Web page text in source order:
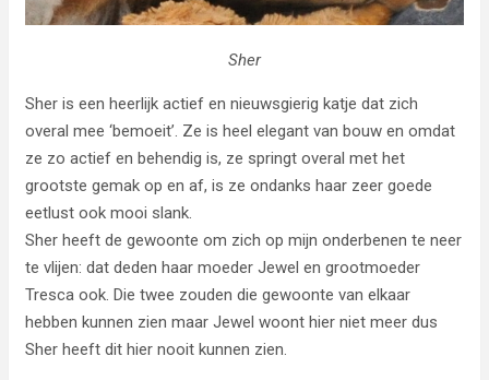
Sher
Sher is een heerlijk actief en nieuwsgierig katje dat zich
overal mee ‘bemoeit’. Ze is heel elegant van bouw en omdat
ze zo actief en behendig is, ze springt overal met het
grootste gemak op en af, is ze ondanks haar zeer goede
eetlust ook mooi slank.
Sher heeft de gewoonte om zich op mijn onderbenen te neer
te vlijen: dat deden haar moeder Jewel en grootmoeder
Tresca ook. Die twee zouden die gewoonte van elkaar
hebben kunnen zien maar Jewel woont hier niet meer dus
Sher heeft dit hier nooit kunnen zien.